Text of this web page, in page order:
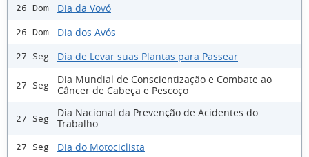
26 Dom Dia da Vovó
26 Dom Dia dos Avós
27 Seg Dia de Levar suas Plantas para Passear
27 Seg
Dia Mundial de Conscientização e Combate ao
Câncer de Cabeça e Pescoço
27 Seg
Dia Nacional da Prevenção de Acidentes do
Trabalho
27 Seg Dia do Motociclista